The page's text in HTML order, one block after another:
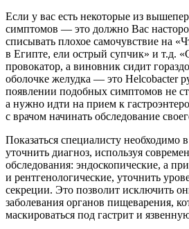
Если у вас есть некоторые из
симптомов — это должно Вас
списывать плохое самочувствие на
в Египте, ели острый супчик» и т.д.
провокатор, а виновник сидит
оболочке желудка — это Helcobacter
появлении подобных симптомов не
а нужно идти на прием к
с врачом начинать обследование
Показаться специалисту
уточнить диагноз, используя
обследования: эндоскопические, а
и рентгенологические, уточнить
секреции. Это позволит исключить
заболевания органов пищеварения,
маскироваться под гастрит и